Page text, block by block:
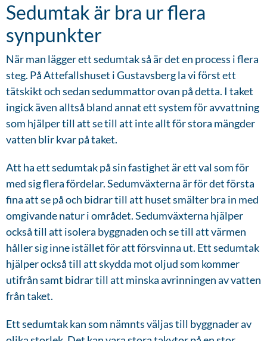
Sedumtak är bra ur flera
synpunkter
När man lägger ett sedumtak så är det en process i flera
steg. På Attefallshuset i Gustavsberg la vi först ett
tätskikt och sedan sedummattor ovan på detta. I taket
ingick även alltså bland annat ett system för avvattning
som hjälper till att se till att inte allt för stora mängder
vatten blir kvar på taket.
Att ha ett sedumtak på sin fastighet är ett val som för
med sig flera fördelar. Sedumväxterna är för det första
fina att se på och bidrar till att huset smälter bra in med
omgivande natur i området. Sedumväxterna hjälper
också till att isolera byggnaden och se till att värmen
håller sig inne istället för att försvinna ut. Ett sedumtak
hjälper också till att skydda mot oljud som kommer
utifrån samt bidrar till att minska avrinningen av vatten
från taket.
Ett sedumtak kan som nämnts väljas till byggnader av